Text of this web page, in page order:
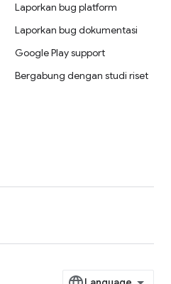
Laporkan bug platform
Laporkan bug dokumentasi
Google Play support
Bergabung dengan studi riset